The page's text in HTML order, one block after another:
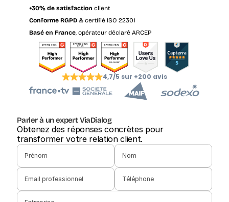
+30% de satisfaction client
Conforme RGPD & certifié ISO 22301
Basé en France, opérateur déclaré ARCEP
4,7/5 sur +200 avis
Parler à un expert ViaDialog
Obtenez des réponses concrètes pour
transformer votre relation client.